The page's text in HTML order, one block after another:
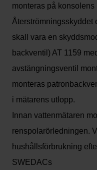
monteras på konsolens
Återströmningsskyddet
skall vara en
backventil) AT 1159 med
avstängningsventil
monteras
i mätarens utlopp.
Innan vattenmätaren
renspolarörledningen.
hushållsförbrukning
SWEDACs